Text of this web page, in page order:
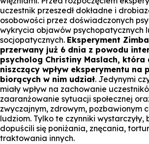
uczestnik przeszedł dokładne i
osobowości przez doświadczonych
wykrycia objawów psychopatycznych
socjopatycznych. Eksperyment
przerwany już 6 dnia z powodu
psycholog Christiny Maslach, która
niszczący wpływ eksperymentu na
biorących w nim udział. Jedynymi
miały wpływ na zachowanie
zaaranżowanie sytuacji społecznej
zwyczajnym, zdrowym, pozbawionym
ludziom. Tylko te czynniki wystarczyły,
dopuścili się poniżania, znęcania,
traktowania innych.